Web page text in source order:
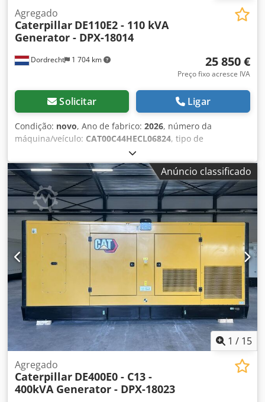
Dordrecht 1 704 km
Agregado
Caterpillar DE110E2 - 110 kVA
Generator - DPX-18014
25 850 €
Preço fixo acresce IVA
Solicitar Ligar
Condição: novo, Ano de fabrico: 2026, número da
máquina/veículo: CAT00C44HECL06824, tipo de
, fabricante de motores:
C4.4, Finalidade de uso: Construção civil Peso vazio: 1.547
kg Potência do gerador: 110 kVA Dimensões do
compartimento de carga: 277 x 113 x 153 cm Credoy S N N
Eopfx Al Isf Certificação CE: sim Volume do tanque de água:
250 l Entre em contato com a equipe DPX para mais
informações. = Outras opções e acessórios = - Bateria -
Painel de controle - Teto de aço - Caminhão cisterna
Anúncio classificado
1 / 15
Agregado
Caterpillar DE400E0 - C13 -
400kVA Generator - DPX-18023